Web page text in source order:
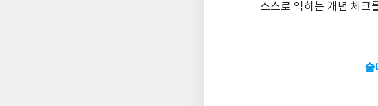
스스로 익히는 개념 체크
숨